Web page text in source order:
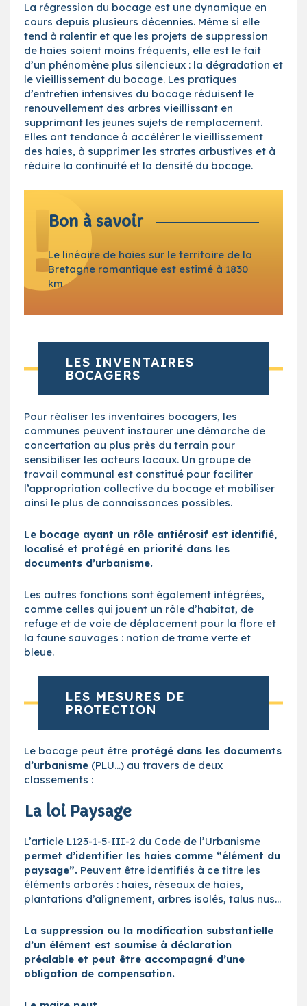
La régression du bocage est une dynamique en
cours depuis plusieurs décennies. Même si elle
tend à ralentir et que les projets de suppression
de haies soient moins fréquents, elle est le fait
d’un phénomène plus silencieux : la dégradation et
le vieillissement du bocage. Les pratiques
d’entretien intensives du bocage réduisent le
renouvellement des arbres vieillissant en
supprimant les jeunes sujets de remplacement.
Elles ont tendance à accélérer le vieillissement
des haies, à supprimer les strates arbustives et à
réduire la continuité et la densité du bocage.
Bon à savoir
Le linéaire de haies sur le territoire de la
Bretagne romantique est estimé à 1830
km
LES INVENTAIRES
BOCAGERS
Pour réaliser les inventaires bocagers, les
communes peuvent instaurer une démarche de
concertation au plus près du terrain pour
sensibiliser les acteurs locaux. Un groupe de
travail communal est constitué pour faciliter
l’appropriation collective du bocage et mobiliser
ainsi le plus de connaissances possibles.
Le bocage ayant un rôle antiérosif est identifié,
localisé et protégé en priorité dans les
documents d’urbanisme.
Les autres fonctions sont également intégrées,
comme celles qui jouent un rôle d’habitat, de
refuge et de voie de déplacement pour la flore et
la faune sauvages : notion de trame verte et
bleue.
LES MESURES DE
PROTECTION
Le bocage peut être protégé dans les documents
d’urbanisme (PLU…) au travers de deux
classements :
La loi Paysage
L’article L123-1-5-III-2 du Code de l’Urbanisme
permet d’identifier les haies comme “élément du
paysage”. Peuvent être identifiés à ce titre les
éléments arborés : haies, réseaux de haies,
plantations d’alignement, arbres isolés, talus nus…
La suppression ou la modification substantielle
d’un élément est soumise à déclaration
préalable et peut être accompagné d’une
obligation de compensation.